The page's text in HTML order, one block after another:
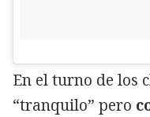
En el turno de los
“tranquilo” pero